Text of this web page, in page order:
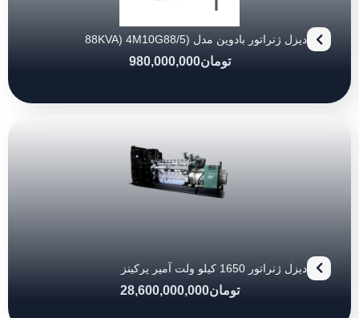
دیزل ژنراتور بادوین مدل (88KVA) 4M10G88/5
تومان980,000,000
دیزل ژنراتور 1650 کیلو ولت آمپر پرکینز
تومان28,600,000,000